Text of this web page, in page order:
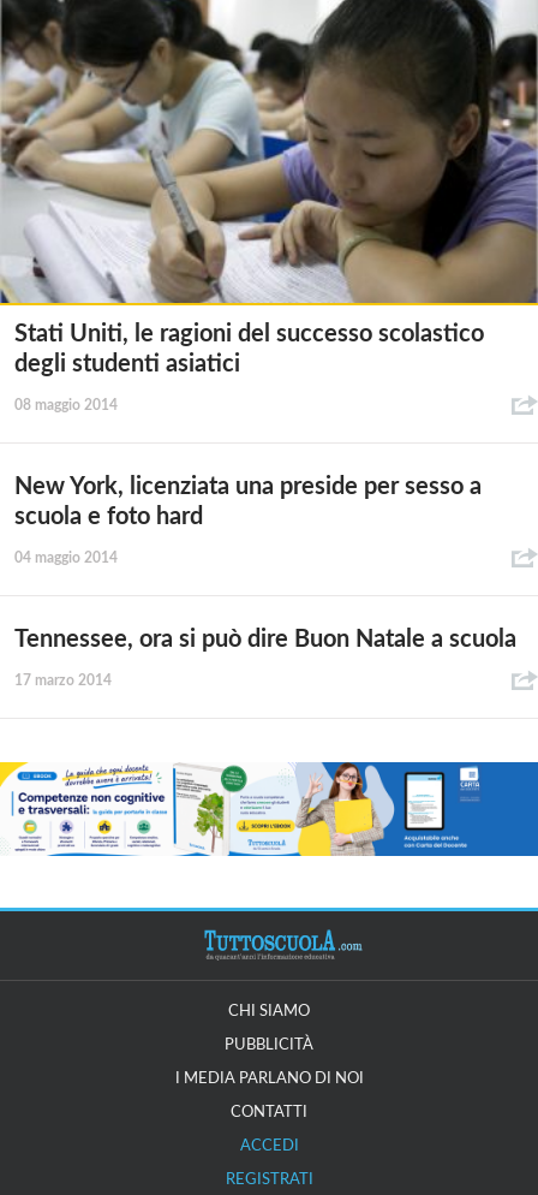
Stati Uniti, le ragioni del successo scolastico
degli studenti asiatici
08 maggio 2014
New York, licenziata una preside per sesso a
scuola e foto hard
04 maggio 2014
Tennessee, ora si può dire Buon Natale a scuola
17 marzo 2014
CHI SIAMO
PUBBLICITÀ
I MEDIA PARLANO DI NOI
CONTATTI
ACCEDI
REGISTRATI